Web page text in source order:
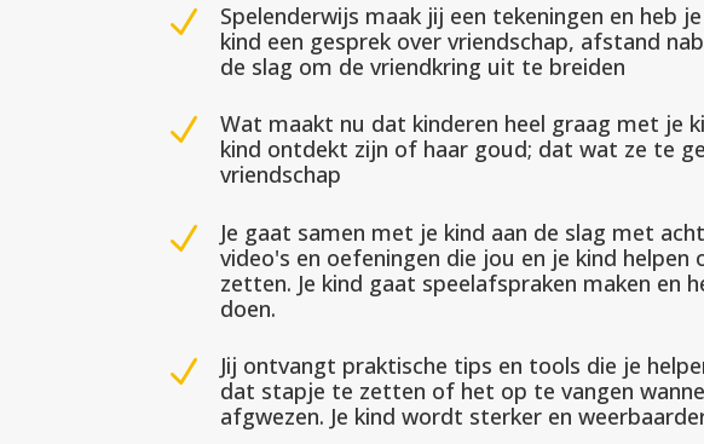
N
Spelenderwijs maak jij een tekeningen en heb
kind een gesprek over vriendschap, afstand
de slag om de vriendkring uit te breiden
N
Wat maakt nu dat kinderen heel graag met je
kind ontdekt zijn of haar goud; dat wat ze te
vriendschap
N
Je gaat samen met je kind aan de slag met
video's en oefeningen die jou en je kind
zetten. Je kind gaat speelafspraken maken en
doen.
N
Jij ontvangt praktische tips en tools die je
dat stapje te zetten of het op te vangen
afgwezen. Je kind wordt sterker en